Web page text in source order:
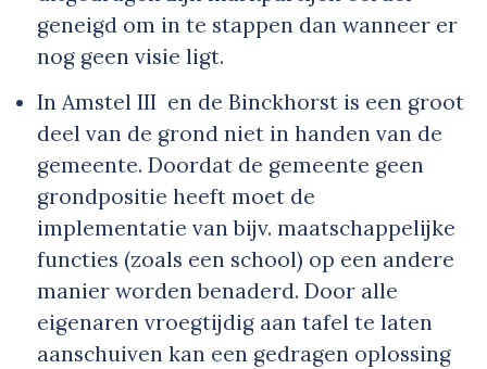
geneigd om in te stappen dan wanneer er
nog geen visie ligt.
In Amstel III en de Binckhorst is een groot
deel van de grond niet in handen van de
gemeente. Doordat de gemeente geen
grondpositie heeft moet de
implementatie van bijv. maatschappelijke
functies (zoals een school) op een andere
manier worden benaderd. Door alle
eigenaren vroegtijdig aan tafel te laten
aanschuiven kan een gedragen oplossing